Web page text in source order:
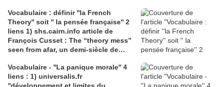
Julian Roche
Vocabulaire : définir ''la French
Theory'' soit '' la pensée française'' 2
liens 1) shs.cairn.info article de
François Cusset : The “theory mess”
seen from afar, un demi-siècle de
tracts.gallimard.fr ''La haine de
l'émancipation...'', François Cusset
Vocabulaire - ''La panique morale'' 4
liens : 1) universalis.fr